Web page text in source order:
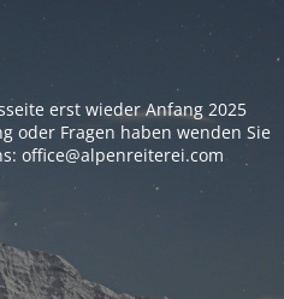
erst wieder Anfang 2025
oder Fragen haben wenden Sie
office@alpenreiterei.com